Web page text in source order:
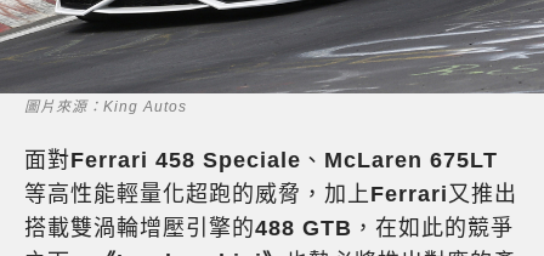
圖片來源：King Autos
面對Ferrari 458 Speciale 、 McLaren 675LT
等高性能輕量化超跑的威脅，加上Ferrari 又推出
搭載雙渦輪增壓引擎的488 GTB ，在如此的競爭